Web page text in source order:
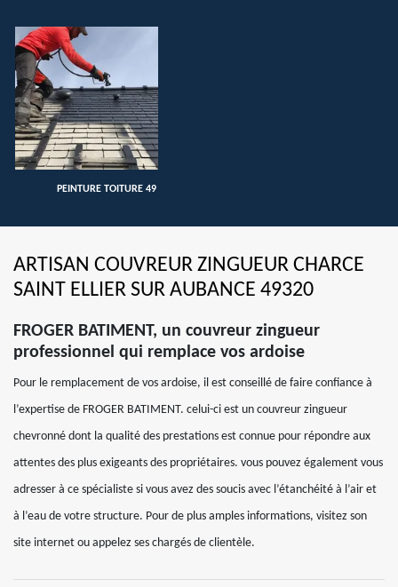
PEINTURE TOITURE 49
ARTISAN COUVREUR ZINGUEUR CHARCE
SAINT ELLIER SUR AUBANCE 49320
FROGER BATIMENT, un couvreur zingueur
professionnel qui remplace vos ardoise
Pour le remplacement de vos ardoise, il est conseillé de faire confiance à
l’expertise de FROGER BATIMENT. celui-ci est un couvreur zingueur
chevronné dont la qualité des prestations est connue pour répondre aux
attentes des plus exigeants des propriétaires. vous pouvez également vous
adresser à ce spécialiste si vous avez des soucis avec l’étanchéité à l’air et
à l’eau de votre structure. Pour de plus amples informations, visitez son
site internet ou appelez ses chargés de clientèle.